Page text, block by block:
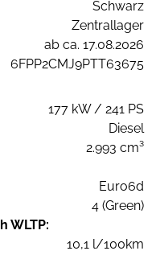
Schwarz
Zentrallager
ab ca. 17.08.2026
6FPP2CMJ9PTT63675
177 kW / 241 PS
Diesel
2.993 cm³
Euro6d
4 (Green)
WLTP:
10,1 l/100km